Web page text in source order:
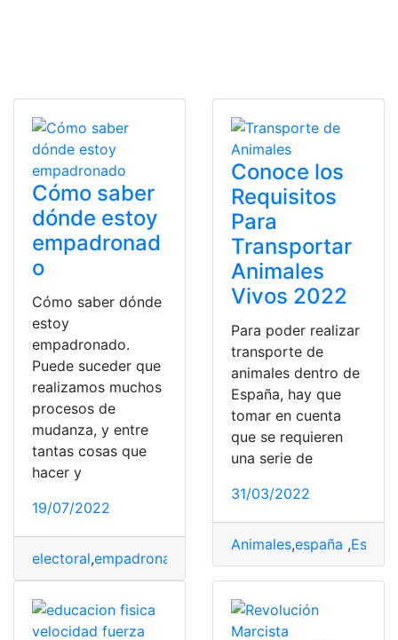
Cómo saber
dónde estoy
empadronad
o
Cómo saber dónde
estoy
empadronado.
Puede suceder que
realizamos muchos
procesos de
mudanza, y entre
tantas cosas que
hacer y
19/07/2022
electoral,empadronamiento movimiento
Conoce los
Requisitos
Para
Transportar
Animales
Vivos 2022
Para poder realizar
transporte de
animales dentro de
España, hay que
tomar en cuenta
que se requieren
una serie de
31/03/2022
Animales,españa ,